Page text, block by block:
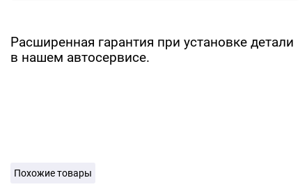
Расширенная гарантия при установке детали
в нашем автосервисе.
Похожие товары